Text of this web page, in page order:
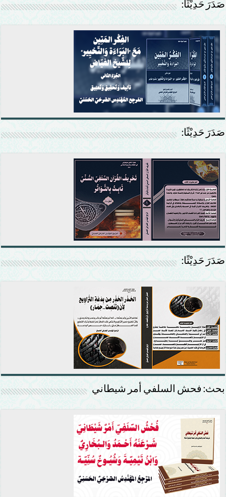
صَدَرَ حَدِيْثًا:
صَدَرَ حَدِيْثًا:
صَدَرَ حَدِيْثًا:
بحث: فحش السلفي أمر شيطاني